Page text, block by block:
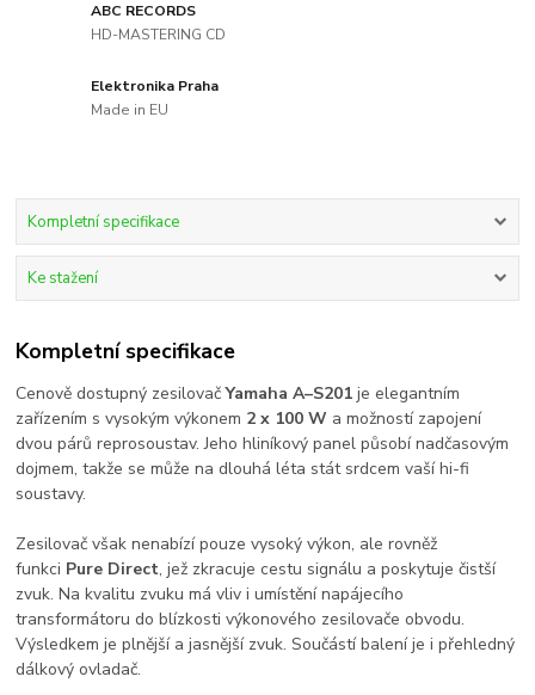
ABC RECORDS
HD-MASTERING CD
Elektronika Praha
Made in EU
Kompletní specifikace
Ke stažení
Kompletní specifikace
Cenově dostupný zesilovačYamaha A–S201 je elegantním
zařízením s vysokým výkonem 2 x 100 W a možností zapojení
dvou párů reprosoustav. Jeho hliníkový panel působí nadčasovým
dojmem, takže se může na dlouhá léta stát srdcem vaší hi-fi
soustavy.
Zesilovač však nenabízí pouze vysoký výkon, ale rovněž
funkci Pure Direct, jež zkracuje cestu signálu a poskytuje čistší
zvuk. Na kvalitu zvuku má vliv i umístění napájecího
transformátoru do blízkosti výkonového zesilovače obvodu.
Výsledkem je plnější a jasnější zvuk. Součástí balení je i přehledný
dálkový ovladač.